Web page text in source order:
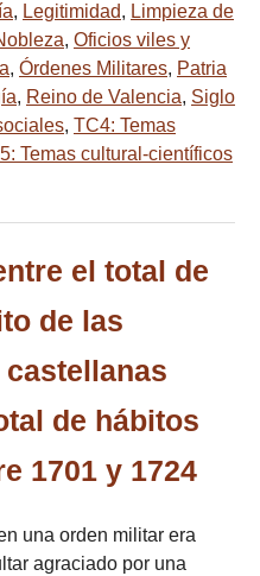
, Legitimidad, Limpieza de
, Oficios viles y
, Órdenes Militares, Patria
, Reino de Valencia, Siglo
, TC4: Temas
Temas cultural-científicos
el total de
de las
de hábitos
1701 y 1724
una orden militar era
agraciado por una